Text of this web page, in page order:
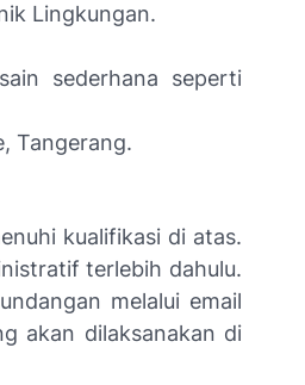
Lingkungan.
sederhana seperti
Tangerang.
kualifikasi di atas.
terlebih dahulu.
melalui email
akan dilaksanakan di